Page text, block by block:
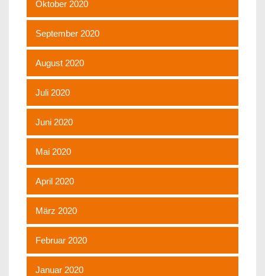
Oktober 2020
September 2020
August 2020
Juli 2020
Juni 2020
Mai 2020
April 2020
März 2020
Februar 2020
Januar 2020